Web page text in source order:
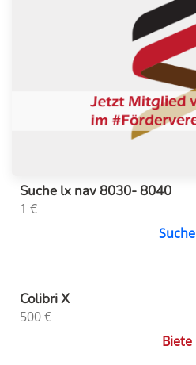
Suche lx nav 8030- 8040
1 €
Suche
Colibri X
500€
Biete